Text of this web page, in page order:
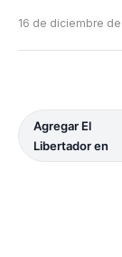
16 de diciembre
Agregar El
Libertador en